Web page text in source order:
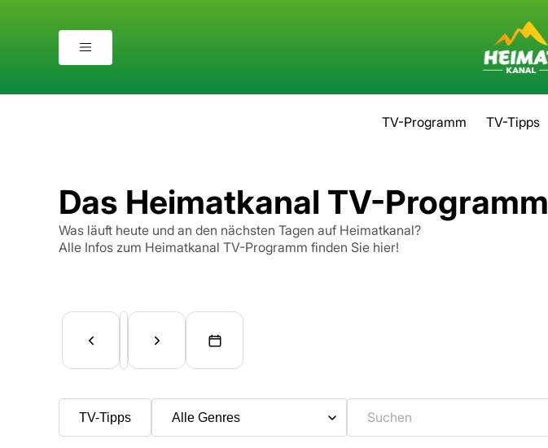
TV-Programm TV-Tipps
Das Heimatkanal TV-Programm
Was läuft heute und an den nächsten Tagen auf Heimatkanal?
Alle Infos zum Heimatkanal TV-Programm finden Sie hier!
TV-Tipps